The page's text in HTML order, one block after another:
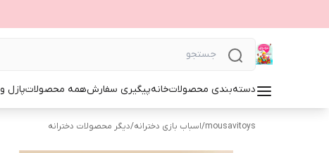
دسته‌بندی محصولاتخانهپیگیری سفارشهمه محصولاتپازل
mousavitoys
/اسباب بازی دخترانه/دیگر محصولات دخترانه